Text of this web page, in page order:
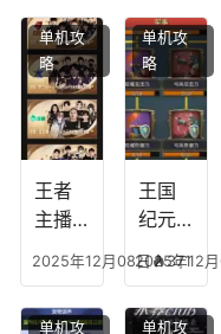
能，
游龙
传说
多少
级能
挖矿
点，
王者
技能
可以
放三
个是
什么
模式
王者
主播
搭
2025年12月08日 371
单机攻
略
王国
纪元
搭
配，
2025年12
单机攻
略
单机攻
单机攻